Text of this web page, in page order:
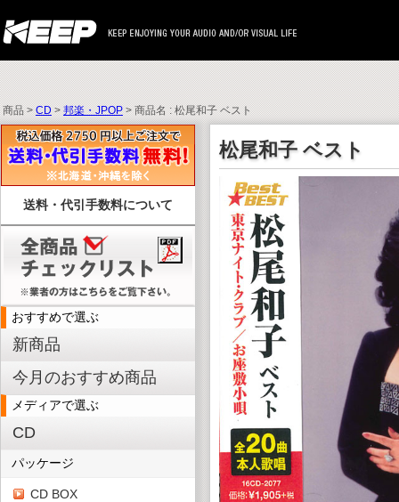
商品 >CD>邦楽・JPOP> 商品名 : 松尾和子 ベスト
送料・代引手数料について
おすすめで選ぶ
新商品
今月のおすすめ商品
メディアで選ぶ
CD
パッケージ
CD BOX
松尾和子 ベスト